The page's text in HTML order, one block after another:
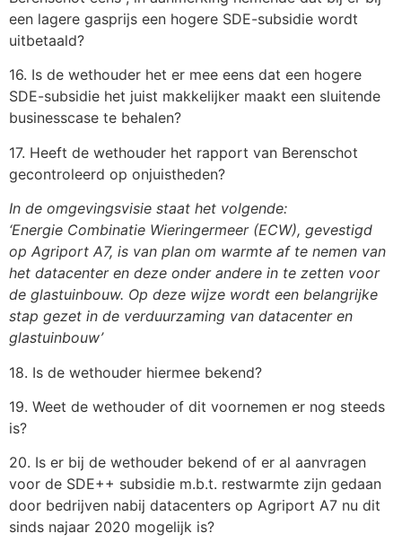
een lagere gasprijs een hogere SDE-subsidie wordt
uitbetaald?
16. Is de wethouder het er mee eens dat een hogere
SDE-subsidie het juist makkelijker maakt een sluitende
businesscase te behalen?
17. Heeft de wethouder het rapport van Berenschot
gecontroleerd op onjuistheden?
In de omgevingsvisie staat het volgende:
‘Energie Combinatie Wieringermeer (ECW), gevestigd
op Agriport A7, is van plan om warmte af te nemen van
het datacenter en deze onder andere in te zetten voor
de glastuinbouw. Op deze wijze wordt een belangrijke
stap gezet in de verduurzaming van datacenter en
glastuinbouw’
18. Is de wethouder hiermee bekend?
19. Weet de wethouder of dit voornemen er nog steeds
is?
20. Is er bij de wethouder bekend of er al aanvragen
voor de SDE++ subsidie m.b.t. restwarmte zijn gedaan
door bedrijven nabij datacenters op Agriport A7 nu dit
sinds najaar 2020 mogelijk is?